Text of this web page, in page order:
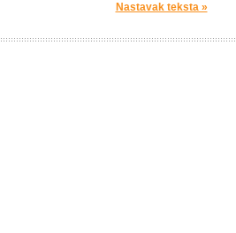
Nastavak teksta »